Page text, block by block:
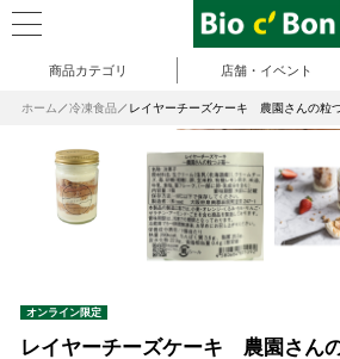
商品カテゴリ 店舗・イベント
ホーム 冷凍食品 レイヤーチーズケーキ 農園さんの粒つ
オンライン限定
レイヤーチーズケーキ 農園さん